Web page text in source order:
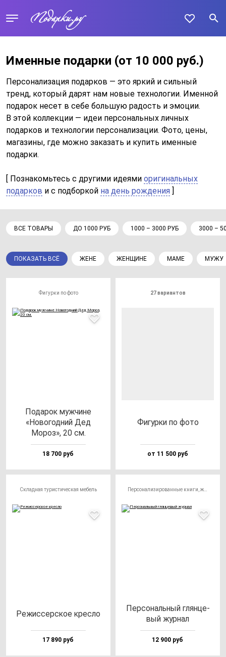
Именные подарки (от 10 000 руб.)
Персонализация подарков — это яркий и сильный
тренд, который дарят нам новые технологии. Именной
подарок несет в себе большую радость и эмоции.
В этой коллекции — идеи персональных личных
подарков и технологии персонализации. Фото, цены,
магазины, где можно заказать и купить именные
подарки.
[ Познакомьтесь с другими идеями оригинальных
подарков и c подборкой на день рождения ]
ВСЕ ТОВАРЫ ДО 1000 РУБ 1000 – 3000 РУБ 3000 –
ПОКАЗАТЬ ВСЁ ЖЕНЕ ЖЕНЩИНЕ МАМЕ МУЖУ
Фигурки по фото
Пода­рок муж­чи­не
«Ново­год­ний Дед
Мороз», 20 см.
18 700 руб
27 вариантов
Фигур­ки по фо­то
от 11 500 руб
Складная туристическая мебель
Режис­сер­ское крес­ло
17 890 руб
Пер­со­наль­ный глян­це­
вый жур­нал
12 900 руб